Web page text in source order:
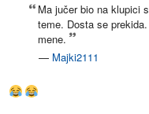
Ma jučer bio na klupici
teme. Dosta se
mene.
— Majki2111